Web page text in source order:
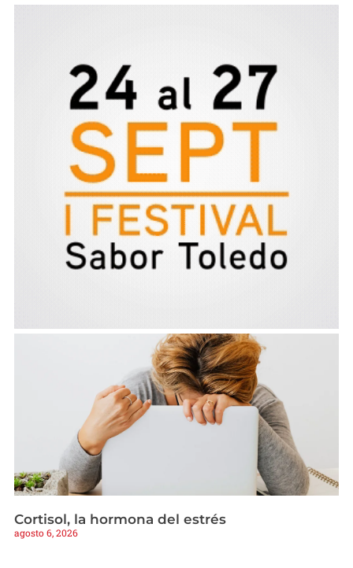
Cortisol, la hormona del estrés
agosto 6, 2026